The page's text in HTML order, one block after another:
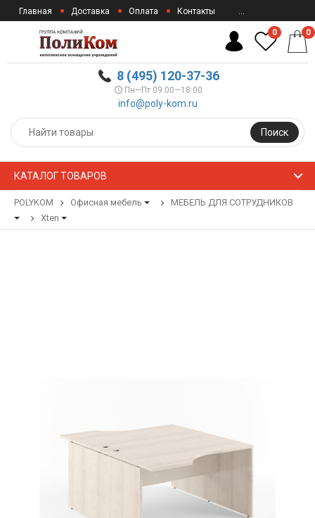
Главная Доставка Оплата Контакты ...
8 (495) 120-37-36
Пн—Пт 09:00—18:00
info@poly-kom.ru
Поиск
0 0
КАТАЛОГ ТОВАРОВ
POLYKOM Офисная мебель
МЕБЕЛЬ ДЛЯ СОТРУДНИКОВ
Xten